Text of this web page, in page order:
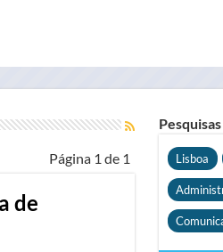
Página 1 de 1
de
Lisboa